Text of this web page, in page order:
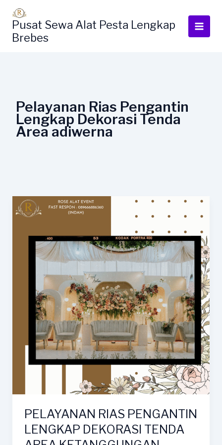
kontenPusat Sewa Alat Pesta Lengkap
Brebes
Pelayanan Rias Pengantin
Lengkap Dekorasi Tenda
Area adiwerna
PELAYANAN RIAS PENGANTIN
LENGKAP DEKORASI TENDA